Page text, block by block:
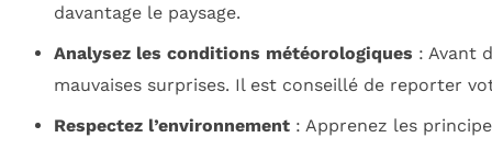
davantage le paysage.
Analysez les conditions météorologiques : Avant
mauvaises surprises. Il est conseillé de reporter
Respectez l’environnement: Apprenez les